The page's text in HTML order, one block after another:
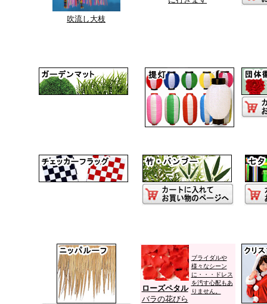
吹流し大枝
ブライダルや
様々なシーン
に・・・ドレス
を汚す心配もあ
りません。
ローズペタル
バラの花びら